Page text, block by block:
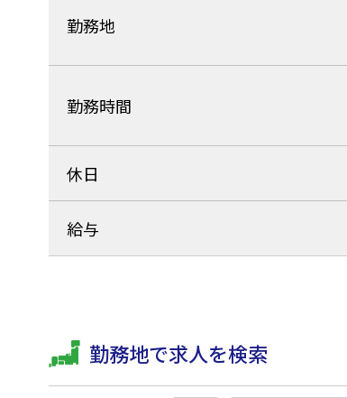
勤務地
勤務時間
休日
給与
勤務地で求人を検索